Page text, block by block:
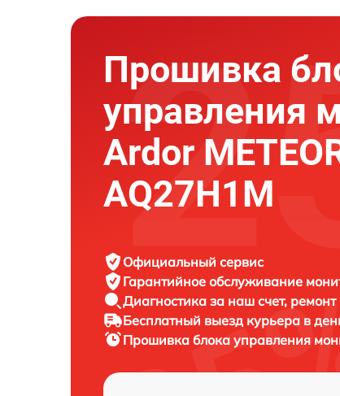
Прошивка
управления
Ardor
AQ27H1M
Официальный сервис
Гарантийное обслуживание
Диагностика за наш счет,
Бесплатный выезд курьера в
Прошивка блока управления